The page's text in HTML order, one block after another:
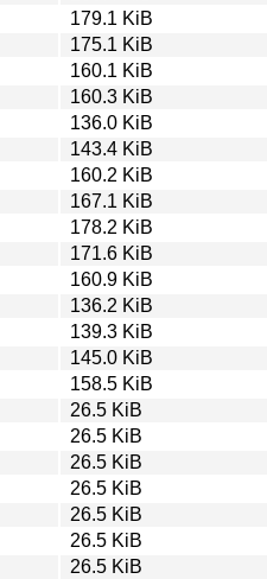
179.1 KiB
175.1 KiB
160.1 KiB
160.3 KiB
136.0 KiB
143.4 KiB
160.2 KiB
167.1 KiB
178.2 KiB
171.6 KiB
160.9 KiB
136.2 KiB
139.3 KiB
145.0 KiB
158.5 KiB
26.5 KiB
26.5 KiB
26.5 KiB
26.5 KiB
26.5 KiB
26.5 KiB
26.5 KiB